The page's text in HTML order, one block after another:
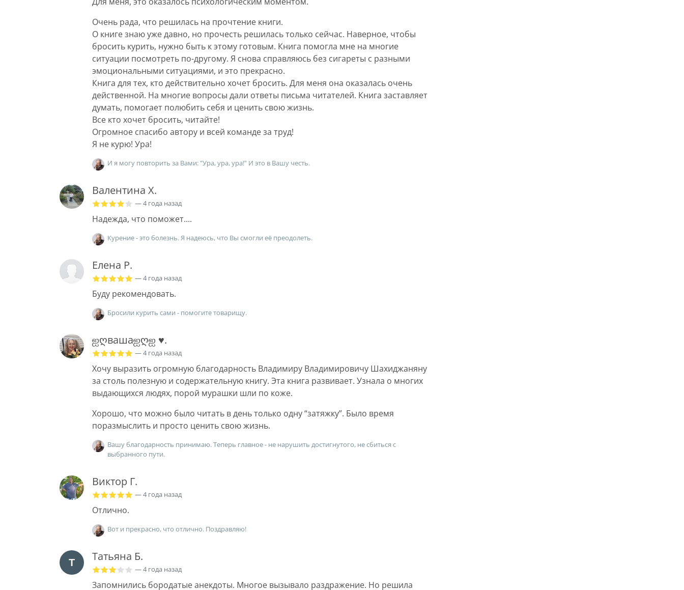
Очень рада, что решилась на прочтение книги.
О книге знаю уже давно, но прочесть решилась только сейчас. Наверное, чтобы
бросить курить, нужно быть к этому готовым. Книга помогла мне на многие
ситуации посмотреть по-другому. Я снова справляюсь без сигареты с разными
эмоциональными ситуациями, и это прекрасно.
Книга для тех, кто действительно хочет бросить. Для меня она оказалась очень
действенной. На многие вопросы дали ответы письма читателей. Книга заставляет
думать, помогает полюбить себя и ценить свою жизнь.
Все кто хочет бросить, читайте!
Огромное спасибо автору и всей команде за труд!
Я не курю! Ура!
И я могу повторить за Вами: "Ура, ура, ура!" И это в Вашу честь.
Валентина Х.
— 4 года назад
Надежда, что поможет....
Курение - это болезнь. Я надеюсь, что Вы смогли её преодолеть.
Елена Р.
— 4 года назад
Буду рекомендовать.
Бросили курить сами - помогите товарищу.
ஐღвашаஐღஐ ♥.
— 4 года назад
Хочу выразить огромную благодарность Владимиру Владимировичу Шахиджаняну
за столь полезную и содержательную книгу. Эта книга развивает. Узнала о многих
выдающихся людях, порой мурашки шли по коже.
Хорошо, что можно было читать в день только одну “затяжку”. Было время
поразмыслить и просто ценить свою жизнь.
Вашу благодарность принимаю. Теперь главное - не нарушить достигнутого, не сбиться с
выбранного пути.
Виктор Г.
— 4 года назад
Отлично.
Вот и прекрасно, что отлично. Поздравляю!
Татьяна Б.
— 4 года назад
Запомнились бородатые анекдоты. Многое вызывало раздражение. Но решила